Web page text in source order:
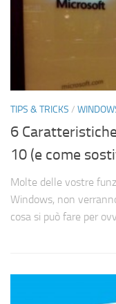
TIPS & TRICKS /
6
10 (e come
Molte delle vostre
Windows, non
cosa si può fare per